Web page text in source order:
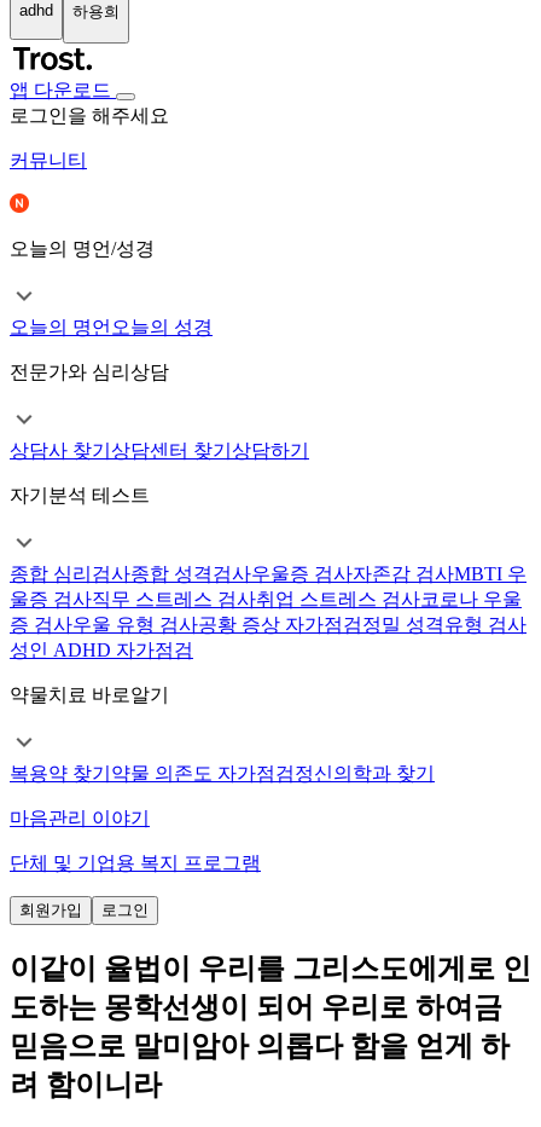
adhd 하용희
앱 다운로드
로그인을 해주세요
커뮤니티
오늘의 명언/성경
오늘의 명언 오늘의 성경
전문가와 심리상담
상담사 찾기 상담센터 찾기 상담하기
자기분석 테스트
종합 심리검사종합 성격검사우울증 검사자존감 검사MBTI 우
울증 검사직무 스트레스 검사취업 스트레스 검사코로나 우울
증 검사우울 유형 검사공황 증상 자가점검정밀 성격유형 검사
성인 ADHD 자가점검
약물치료 바로알기
복용약 찾기 약물 의존도 자가점검정신의학과 찾기
마음관리 이야기
단체 및 기업용 복지 프로그램
회원가입 로그인
이같이 율법이 우리를 그리스도에게로 인
도하는 몽학선생이 되어 우리로 하여금
믿음으로 말미암아 의롭다 함을 얻게 하
려 함이니라